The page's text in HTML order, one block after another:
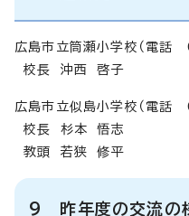
広島市立筒瀬小学校（電
校長 沖西 啓子
広島市立似島小学校（電
校長 杉本 悟志
教頭 若狭 修平
9 昨年度の交流の